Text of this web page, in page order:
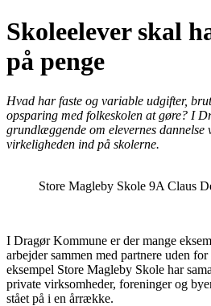
Skoleelever skal
på penge
Hvad har faste og variable udgifter,
opsparing med folkeskolen at gøre? I
grundlæggende om elevernes dannelse
virkeligheden ind på skolerne.
Store Magleby Skole 9A Claus
I Dragør Kommune er der mange
arbejder sammen med partnere uden
eksempel Store Magleby Skole har
private virksomheder, foreninger og
stået på i en årrække.